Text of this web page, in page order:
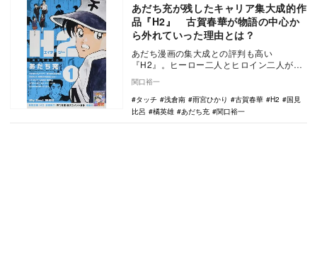
あだち充が残したキャリア集大成的作
品『H2』 古賀春華が物語の中心か
ら外れていった理由とは？
あだち漫画の集大成との評判も高い
『H2』。ヒーロー二人とヒロイン二人が織
る。あだち漫画には…
関口裕一
タッチ
浅倉南 雨宮ひかり 古賀春華 H2
国見
比呂
橘英雄 あだち充 関口裕一